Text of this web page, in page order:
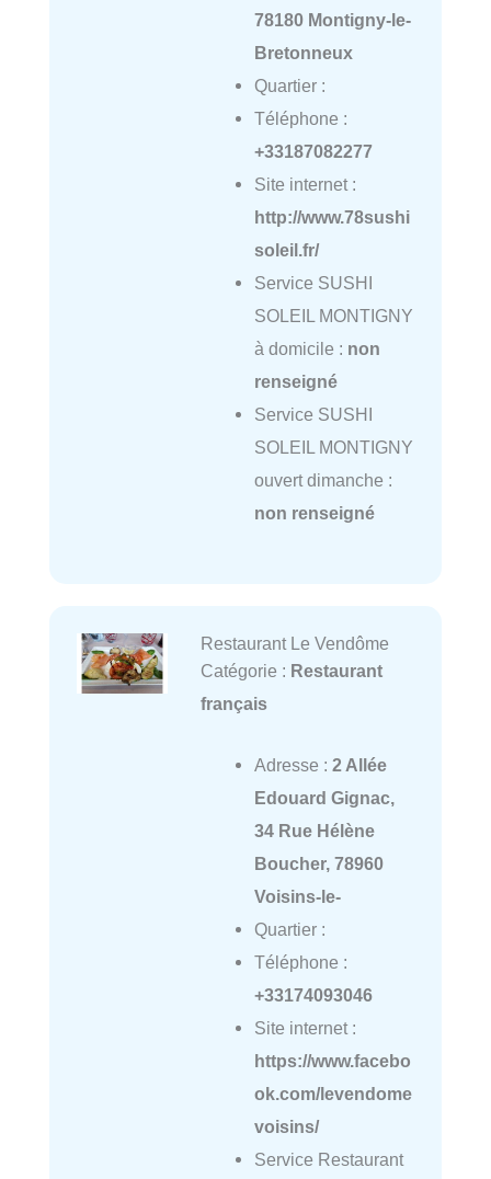
78180 Montigny-le-
Bretonneux
Quartier :
Téléphone :
+33187082277
Site internet :
http://www.78sushi
soleil.fr/
Service SUSHI
SOLEIL MONTIGNY
à domicile : non
renseigné
Service SUSHI
SOLEIL MONTIGNY
ouvert dimanche :
non renseigné
Restaurant Le Vendôme
Catégorie : Restaurant
français
Adresse : 2 Allée
Edouard Gignac,
34 Rue Hélène
Boucher, 78960
Voisins-le-
Quartier :
Téléphone :
+33174093046
Site internet :
https://www.facebo
ok.com/levendome
voisins/
Service Restaurant